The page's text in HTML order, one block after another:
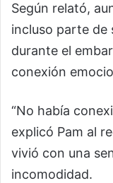
Según relató,
incluso parte
durante el
conexión
“No había
explicó Pam al
vivió con una
incomodidad.